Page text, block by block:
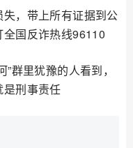
失，带上所有证据到公
国反诈热线96110
”群里犹豫的人看到，
刑事责任